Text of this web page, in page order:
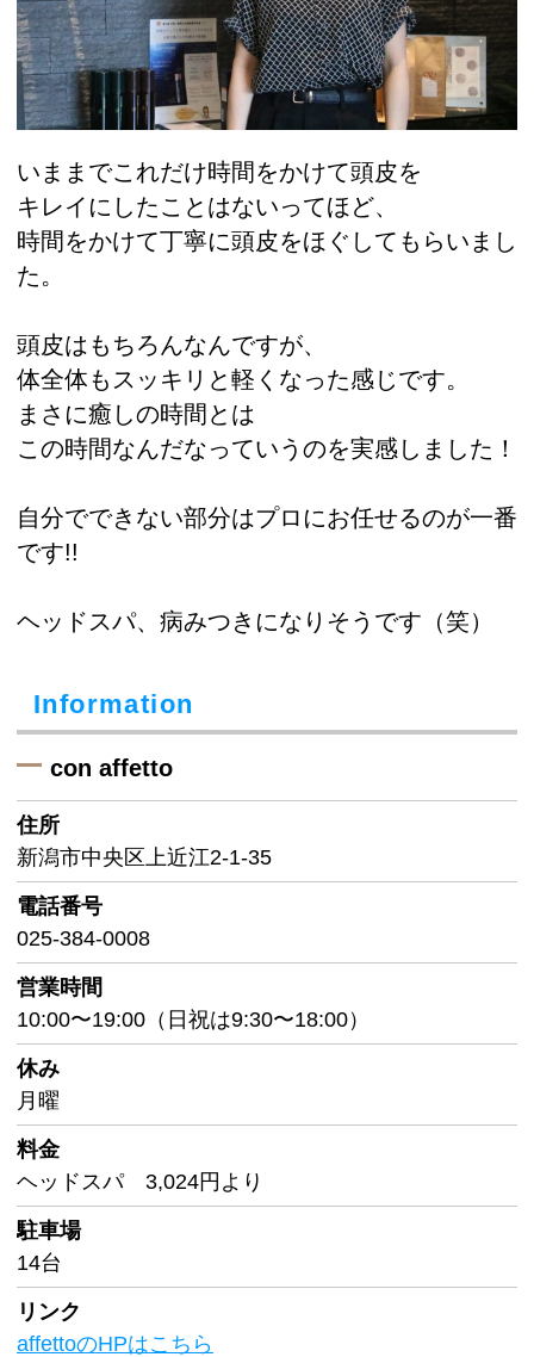
いままでこれだけ時間をかけて頭皮を
キレイにしたことはないってほど、
時間をかけて丁寧に頭皮をほぐしてもらいまし
た。
頭皮はもちろんなんですが、
体全体もスッキリと軽くなった感じです。
まさに癒しの時間とは
この時間なんだなっていうのを実感しました！
自分でできない部分はプロにお任せるのが一番
です!!
ヘッドスパ、病みつきになりそうです（笑）
Information
con affetto
住所
新潟市中央区上近江2-1-35
電話番号
025-384-0008
営業時間
10:00〜19:00（日祝は9:30〜18:00）
休み
月曜
料金
ヘッドスパ 3,024円より
駐車場
14台
リンク
affettoのHPはこちら